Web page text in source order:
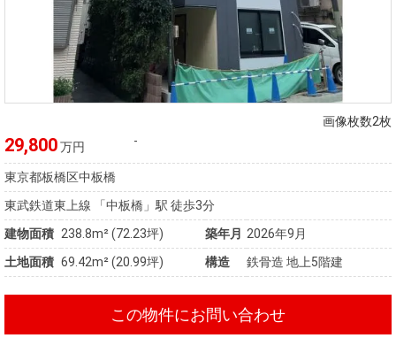
画像枚数2枚
29,800万円 -
東京都板橋区中板橋
東武鉄道東上線 「中板橋」駅 徒歩3分
建物面積 238.8m² (72.23坪) 築年月 2026年9月
土地面積 69.42m² (20.99坪) 構造 鉄骨造 地上5階建
この物件にお問い合わせ